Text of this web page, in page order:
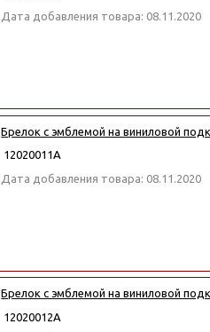
Дата добавления товара: 08.11.2020
Брелок с эмблемой на виниловой
12020011А
Дата добавления товара: 08.11.2020
Брелок с эмблемой на виниловой
12020012А